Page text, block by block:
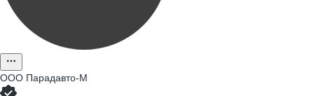
ООО Парадавто-М